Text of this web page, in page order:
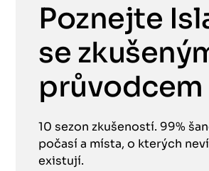
Poznejte
se
průvodcem
10 sezon zkušeností. 99%
počasí a místa, o kterých
existují.